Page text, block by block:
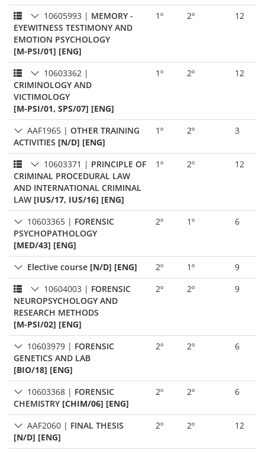
10605993 | MEMORY -
EYEWITNESS TESTIMONY AND
EMOTION PSYCHOLOGY
[M-PSI/01] [ENG]
1º 2º 12
10603362 |
CRIMINOLOGY AND
VICTIMOLOGY
[M-PSI/01, SPS/07] [ENG]
1º 2º 12
AAF1965 | OTHER TRAINING
ACTIVITIES [N/D] [ENG]
1º 2º 3
10603371 | PRINCIPLE OF
CRIMINAL PROCEDURAL LAW
AND INTERNATIONAL CRIMINAL
LAW [IUS/17, IUS/16] [ENG]
1º 2º 12
10603365 | FORENSIC
PSYCHOPATHOLOGY
[MED/43] [ENG]
2º 1º 6
Elective course [N/D] [ENG] 2º 1º
9
10604003 | FORENSIC
NEUROPSYCHOLOGY AND
RESEARCH METHODS
[M-PSI/02] [ENG]
2º 2º 9
10603979 | FORENSIC
GENETICS AND LAB
[BIO/18] [ENG]
2º 2º 6
10603368 | FORENSIC
CHEMISTRY [CHIM/06] [ENG]
2º 2º 6
AAF2060 | FINAL THESIS
[N/D] [ENG]
2º 2º 12